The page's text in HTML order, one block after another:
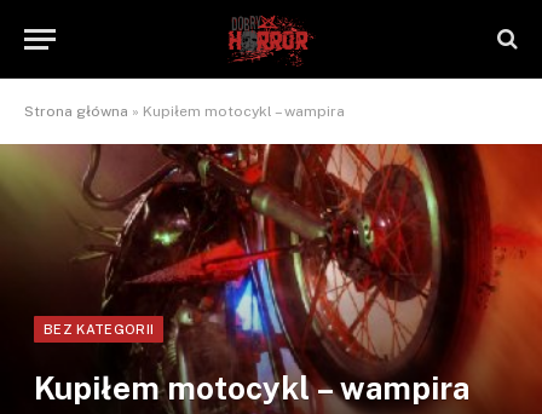
Strona główna » Kupiłem motocykl – wampira
BEZ KATEGORII
Kupiłem motocykl – wampira